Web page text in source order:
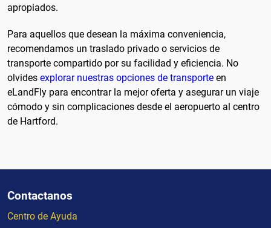
apropiados.
Para aquellos que desean la máxima conveniencia,
recomendamos un traslado privado o servicios de
transporte compartido por su facilidad y eficiencia. No
olvides explorar nuestras opciones de transporte en
eLandFly para encontrar la mejor oferta y asegurar un viaje
cómodo y sin complicaciones desde el aeropuerto al centro
de Hartford.
Contactanos
Centro de Ayuda